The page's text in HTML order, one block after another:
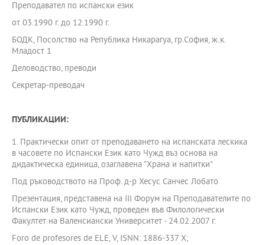
Преподавател по испански език
от 03.1990 г. до 12.1990 г.
БОДК, Посолство на Република Никарагуа, гр.София, ж.к.
Младост 1
Деловодство, преводи
Секретар-преводач
ПУБЛИКАЦИИ:
1. Практически опит от преподаването на испанската лескика
в часовете по Испански Език като Чужд въз основа на
дидактическа единица, озаглавена "Храна и напитки"
Под ръководството на Проф. д-р Хесус Санчес Лобато
Презентация, представена на ІІІ Форум на Преподавателите по
Испански Език като Чужд, проведен във Филологически
Факултет на Валенсиански Университет - 24.02.2007 г.
Foro de profesores de ELE, V, ISNN: 1886-337 X;